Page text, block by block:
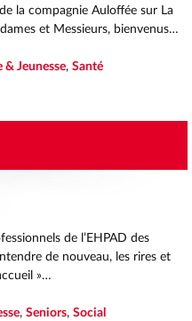
la compagnie Auloffée sur La
et Messieurs, bienvenus…
& Jeunesse, Santé
RENCONTRE
de l’EHPAD des
de nouveau, les rires et
»…
, Seniors, Social